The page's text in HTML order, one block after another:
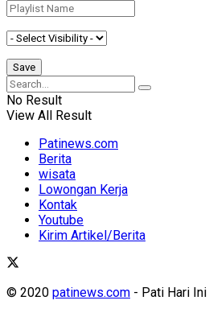
No Result
View All Result
Patinews.com
Berita
wisata
Lowongan Kerja
Kontak
Youtube
Kirim Artikel/Berita
© 2020 patinews.com - Pati Hari Ini